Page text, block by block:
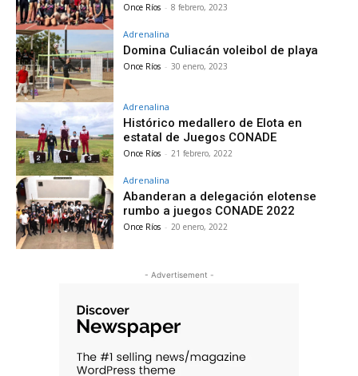
Once Ríos - 8 febrero, 2023
Adrenalina
Domina Culiacán voleibol de playa
Once Ríos - 30 enero, 2023
Adrenalina
Histórico medallero de Elota en
estatal de Juegos CONADE
Once Ríos - 21 febrero, 2022
Adrenalina
Abanderan a delegación elotense
rumbo a juegos CONADE 2022
Once Ríos - 20 enero, 2022
- Advertisement -